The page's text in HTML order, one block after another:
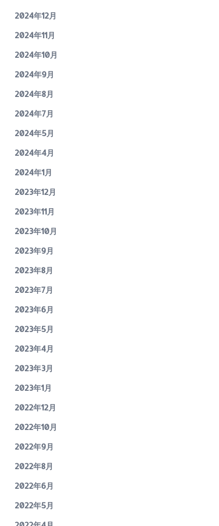
2024年12月
2024年11月
2024年10月
2024年9月
2024年8月
2024年7月
2024年5月
2024年4月
2024年1月
2023年12月
2023年11月
2023年10月
2023年9月
2023年8月
2023年7月
2023年6月
2023年5月
2023年4月
2023年3月
2023年1月
2022年12月
2022年10月
2022年9月
2022年8月
2022年6月
2022年5月